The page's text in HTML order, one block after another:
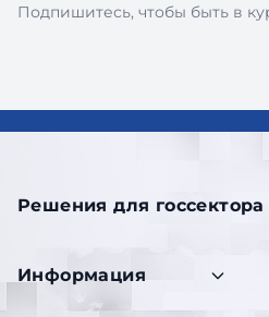
Подпишитесь, чтобы быть в
Решения для госсектора
Информация